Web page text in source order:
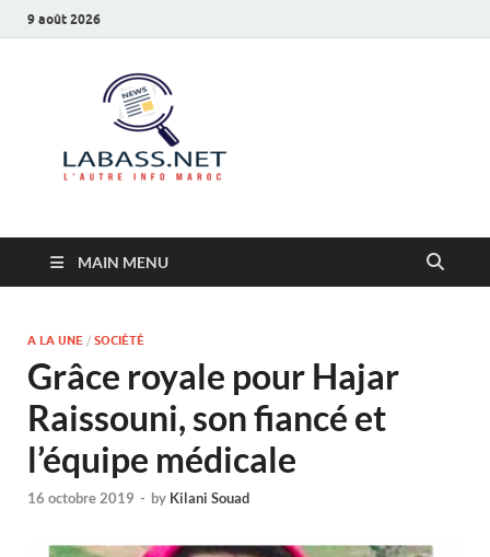
9 août 2026
MAIN MENU
A LA UNE / SOCIÉTÉ
Grâce royale pour Hajar
Raissouni, son fiancé et
l’équipe médicale
16 octobre 2019 - by Kilani Souad